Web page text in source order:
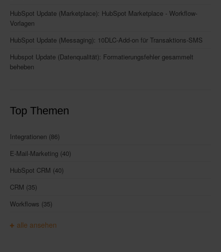
HubSpot Update (Marketplace): HubSpot Marketplace - Workflow-
Vorlagen
HubSpot Update (Messaging): 10DLC-Add-on für Transaktions-SMS
Hubspot Update (Datenqualität): Formatierungsfehler gesammelt
beheben
Top Themen
Integrationen (86)
E-Mail-Marketing (40)
HubSpot CRM (40)
CRM (35)
Workflows (35)
alle ansehen